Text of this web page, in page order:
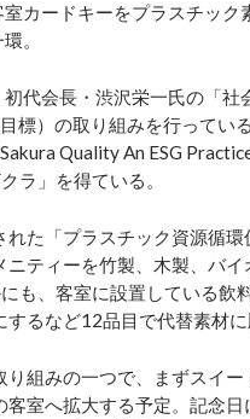
カードキーをプラスチック
。
代会長・渋沢栄一氏の「
標）の取り組みを行ってい
Quality An ESG
ラ」を得ている。
た「プラスチック資源循環
ティーを竹製、木製、バ
も、客室に設置している飲
るなど12品目で代替素材に
組みの一つで、まずスイ
室へ拡大する予定。記念